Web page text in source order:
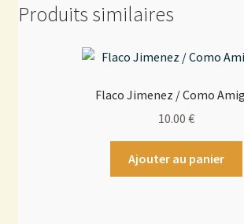
Produits similaires
Flaco Jimenez / Como
10.00 €
Ajouter au panier